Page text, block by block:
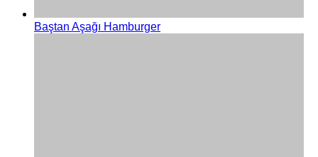
Baştan Aşağı Hamburger